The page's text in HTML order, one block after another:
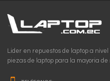
Lider en repuestos de laptop a
piezas de laptop para la mayoria de